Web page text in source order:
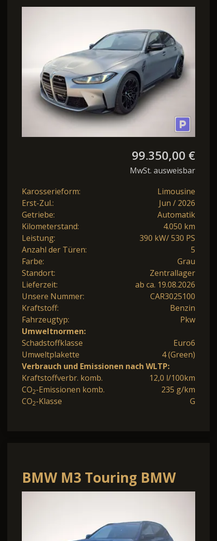
Competition Limousine
390 kW (530 PS) 8-G
99.350,00 €
MwSt. ausweisbar
Karosserieform:
Limousine
Erst-Zul.:
Jun / 2026
Getriebe:
Automatik
Kilometerstand:
4.050 km
Leistung:
390 kW/ 530 PS
Anzahl der Türen:
5
Farbe:
Grau
Standort:
Zentrallager
Lieferzeit:
ab ca. 19.08.2026
Unsere Nummer:
CAR3025100
Kraftstoff:
Benzin
Fahrzeugtyp:
Pkw
Umweltnormen:
Schadstoffklasse
Euro6
Umweltplakette
4 (Green)
Verbrauch und Emissionen nach WLTP:
Kraftstoffverbr. komb.
12,0 l/100km
CO2-Emissionen komb.
235 g/km
CO2-Klasse G
BMW M3 Touring BMW
Competition 390 kW (530